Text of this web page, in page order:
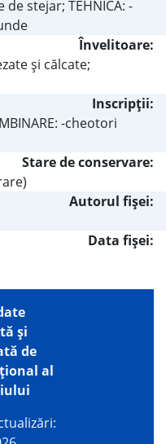
de stejar; TEHNICA: -
Învelitoare:
şi călcate;
Inscripţii:
-cheotori
Stare de conservare:
Autorul fişei:
Data fișei:
şi
de
al